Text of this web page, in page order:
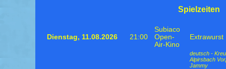
Spielzeiten
Dienstag, 11.08.2026 21:00
Subiaco
Open-
Air-Kino
Extrawurst
deutsch -
Alpirsbach
Jammy